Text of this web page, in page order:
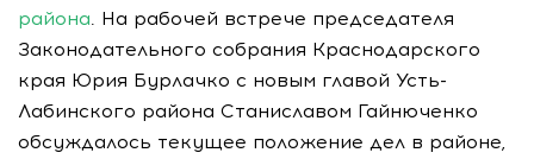
района. На рабочей встрече председателя
Законодательного собрания Краснодарского
края Юрия Бурлачко с новым главой Усть-
Лабинского района Станиславом Гайнюченко
обсуждалось текущее положение дел в районе,